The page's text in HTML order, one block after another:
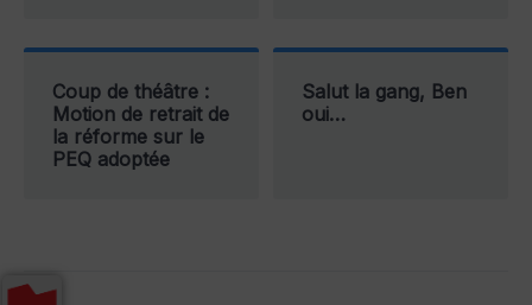
Coup de théâtre :
Motion de retrait de
la réforme sur le
PEQ adoptée
Salut la gang, Ben
oui…